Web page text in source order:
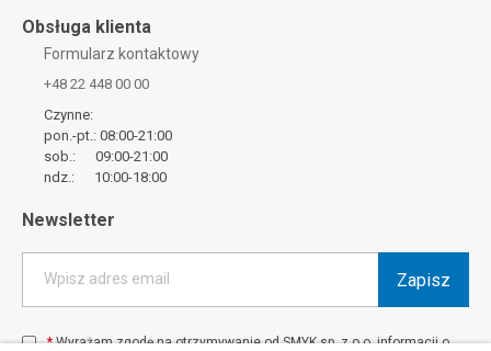
Obsługa klienta
Formularz kontaktowy
+48 22 448 00 00
Czynne:
pon.-pt.: 08:00-21:00
sob.: 09:00-21:00
ndz.: 10:00-18:00
Newsletter
Wpisz adres email Zapisz
*Wyrażam zgodę na otrzymywanie od SMYK sp. z o.o. informacji o